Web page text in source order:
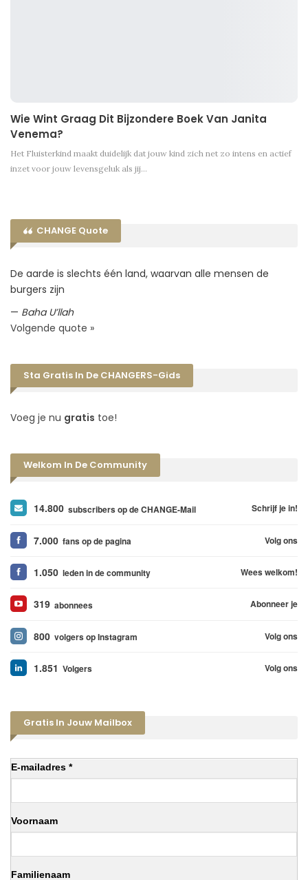
Wie Wint Graag Dit Bijzondere Boek Van Janita
Venema?
Het Fluisterkind maakt duidelijk dat jouw kind zich net zo intens en actief
inzet voor jouw levensgeluk als jij…
CHANGE Quote
De aarde is slechts één land, waarvan alle mensen de
burgers zijn
— Baha U’llah
Volgende quote »
Sta Gratis In De CHANGERS-Gids
Voeg je nu gratis toe!
Welkom In De Community
14.800 subscribers op de CHANGE-Mail Schrijf je in!
7.000 fans op de pagina Volg ons
1.050 leden in de community Wees welkom!
319 abonnees Abonneer je
800 volgers op Instagram Volg ons
1.851 Volgers Volg ons
Gratis In Jouw Mailbox
E-mailadres *
Voornaam
Familienaam